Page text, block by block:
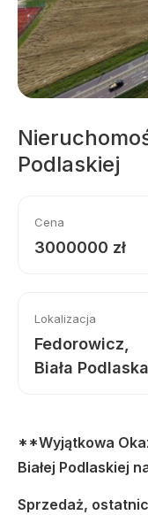
Podlaskiej
Cena
3000000 zł
Lokalizacja
Fedorowicz,
Biała Podlaska
**Wyjątkowa
Białej Podlaskiej
Sprzedaż,